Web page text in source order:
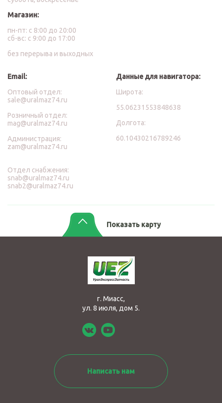
Магазин:
пн-пт: с 8:00 до 20:00
сб-вс: с 9:00 до 17:00
без перерыва и выходных
Email:
Оптовый отдел:
sale@uralmaz74.ru
Розничный отдел:
mag@uralmaz74.ru
Администрация:
zam@uralmaz74.ru
Отдел снабжения:
snab@uralmaz74.ru
snab2@uralmaz74.ru
Данные для навигатора:
Широта:
55.06231553848638
Долгота:
60.10430216789246
Показать карту
г. Миасс,
ул. 8 июля, дом 5.
Написать нам